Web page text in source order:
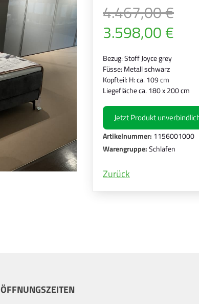
4.467,00 €
3.598,00 €
Bezug: Stoff Joyce grey
Füsse: Metall schwarz
Kopfteil: H: ca. 109 cm
Liegefläche ca. 180 x 200 cm
Jetzt Produkt
Artikelnummer: 1156001000
Warengruppe:Schlafen
Zurück
ÖFFNUNGSZEITEN